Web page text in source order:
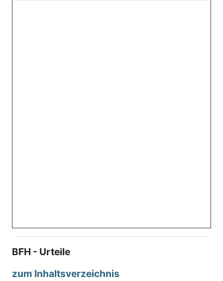
BFH - Urteile
zum Inhaltsverzeichnis